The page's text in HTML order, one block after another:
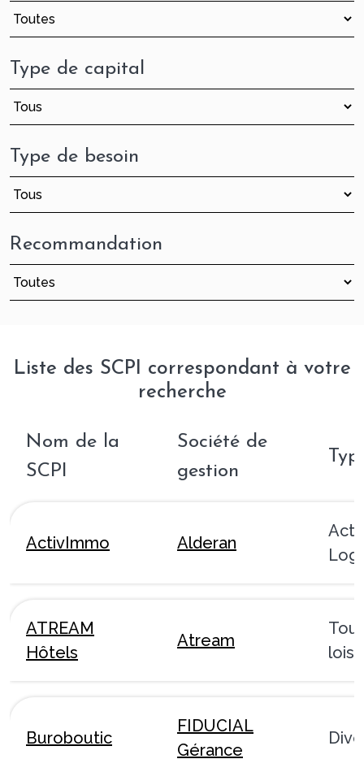
Type de capital
Type de besoin
Recommandation
Liste des SCPI correspondant à votre
recherche
Nom de la
SCPI
Société de
gestion
ActivImmo Alderan
ATREAM
Hôtels
Atream
Buroboutic
FIDUCIAL
Gérance